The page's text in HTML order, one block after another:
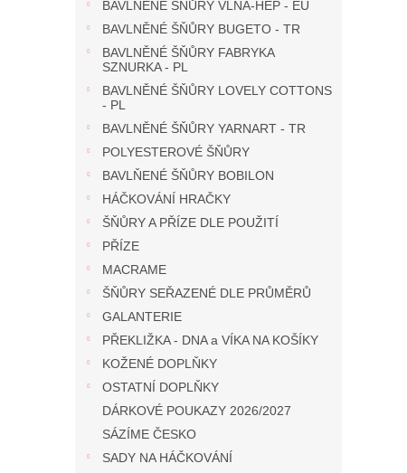
BAVLNĚNÉ ŠŇŮRY VLNA-HEP - EU
BAVLNĚNÉ ŠŇŮRY BUGETO - TR
BAVLNĚNÉ ŠŇŮRY FABRYKA
SZNURKA - PL
BAVLNĚNÉ ŠŇŮRY LOVELY COTTONS
- PL
BAVLNĚNÉ ŠŇŮRY YARNART - TR
POLYESTEROVÉ ŠŇŮRY
BAVLŇENÉ ŠŇŮRY BOBILON
HÁČKOVÁNÍ HRAČKY
ŠŇŮRY A PŘÍZE DLE POUŽITÍ
PŘÍZE
MACRAME
ŠŇŮRY SEŘAZENÉ DLE PRŮMĚRŮ
GALANTERIE
PŘEKLIŽKA - DNA a VÍKA NA KOŠÍKY
KOŽENÉ DOPLŇKY
OSTATNÍ DOPLŇKY
DÁRKOVÉ POUKAZY 2026/2027
SÁZÍME ČESKO
SADY NA HÁČKOVÁNÍ